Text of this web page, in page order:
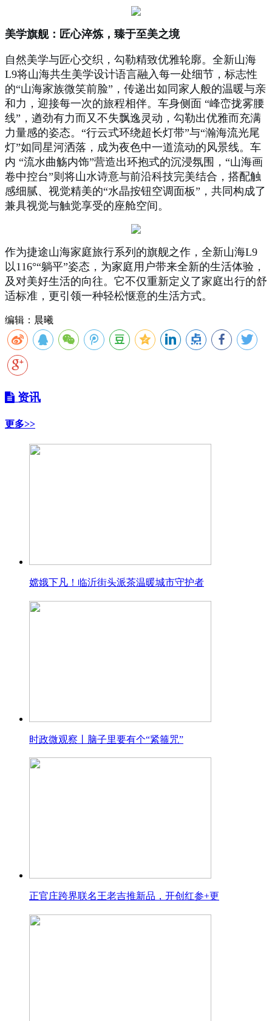
美学旗舰：匠心淬炼，臻于至美之境
自然美学与匠心交织，勾勒精致优雅轮廓。全新山海
L9将山海共生美学设计语言融入每一处细节，标志性
的“山海家族微笑前脸”，传递出如同家人般的温暖与亲
和力，迎接每一次的旅程相伴。车身侧面 “峰峦拢雾腰
线”，遒劲有力而又不失飘逸灵动，勾勒出优雅而充满
力量感的姿态。“行云式环绕超长灯带”与“瀚海流光尾
灯”如同星河洒落，成为夜色中一道流动的风景线。车
内 “流水曲觞内饰”营造出环抱式的沉浸氛围，“山海画
卷中控台”则将山水诗意与前沿科技完美结合，搭配触
感细腻、视觉精美的“水晶按钮空调面板”，共同构成了
兼具视觉与触觉享受的座舱空间。
作为捷途山海家庭旅行系列的旗舰之作，全新山海L9
以116°“躺平”姿态，为家庭用户带来全新的生活体验，
及对美好生活的向往。它不仅重新定义了家庭出行的舒
适标准，更引领一种轻松惬意的生活方式。
编辑：晨曦
资讯
更多>>
嫦娥下凡！临沂街头派茶温暖城市守护者
时政微观察丨脑子里要有个“紧箍咒”
正官庄跨界联名王老吉推新品，开创红参+更